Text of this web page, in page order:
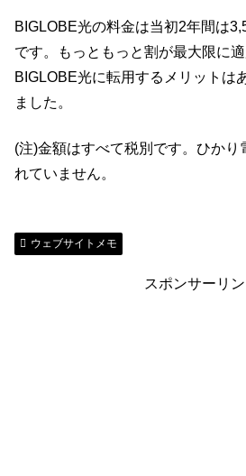
BIGLOBE光の料金は当初2年間は
です。もっともっと割が最大限に適
BIGLOBE光に転用するメリットは
ました。
(注)金額はすべて税別です。ひかり
れていません。
ウェブサイトメモ
スポンサーリ